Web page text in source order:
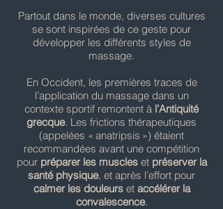
Partout dans le monde, diverses cultures
se sont inspirées de ce geste pour
développer les différents styles de
massage.
En Occident, les premières traces de
l’application du massage dans un
contexte sportif remontent à l’Antiquité
grecque. Les frictions thérapeutiques
(appelées « anatripsis ») étaient
recommandées avant une compétition
pour préparer les muscleset préserver la
santé physique, et après l’effort pour
calmer les douleurset accélérer la
convalescence.